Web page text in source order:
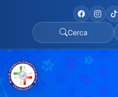
Cerca